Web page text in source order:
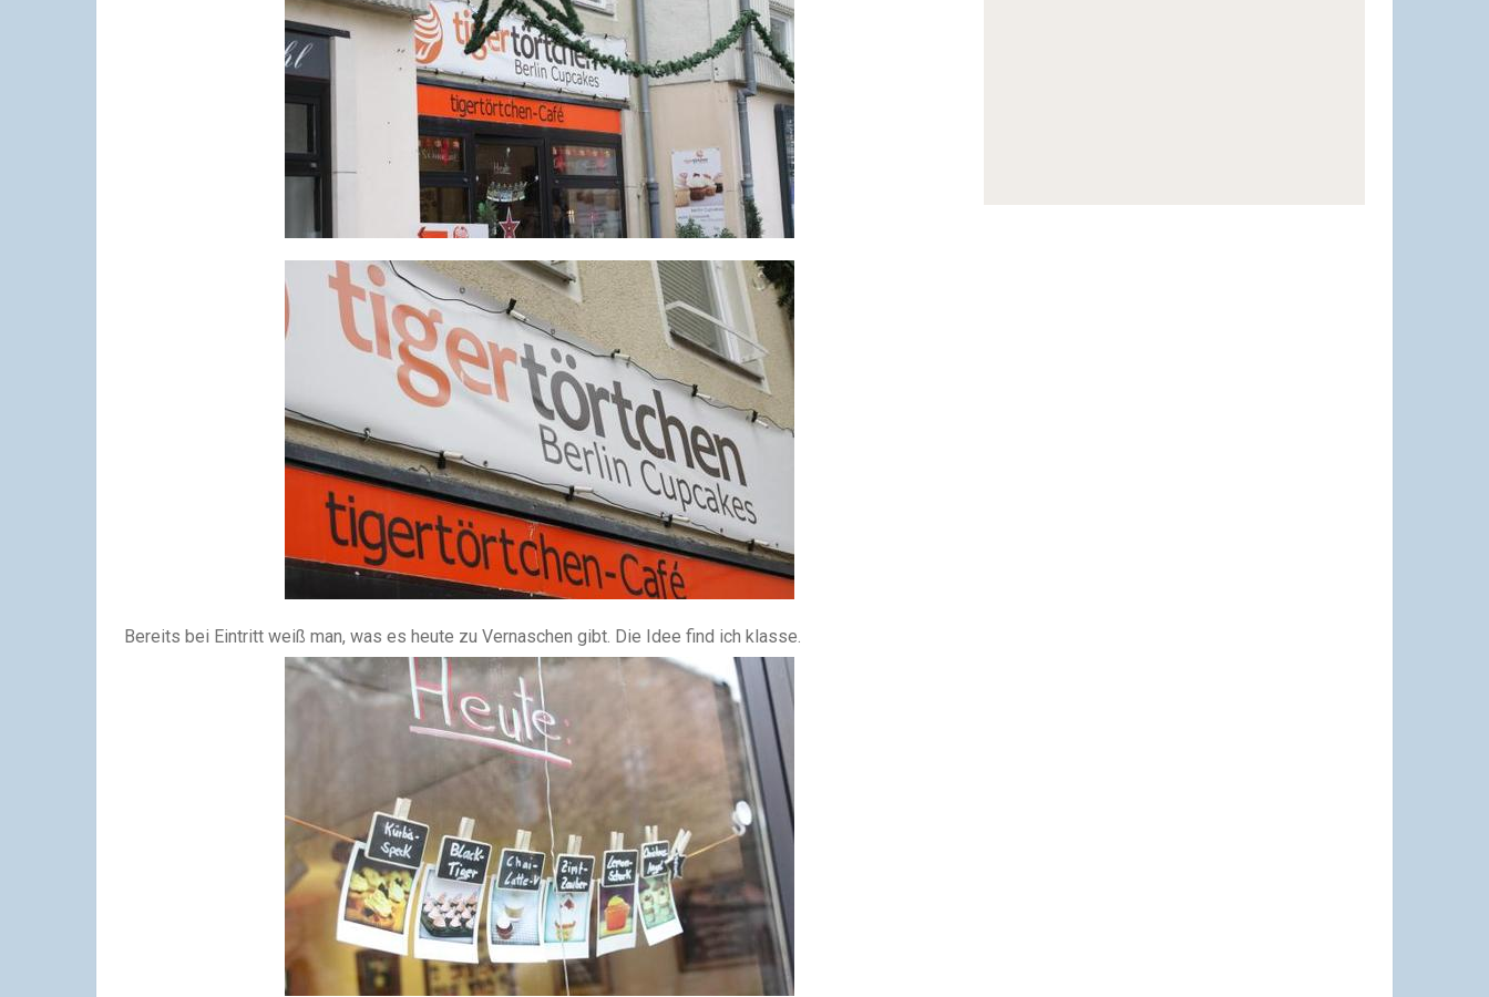
Bereits bei Eintritt weiß man, was es heute zu Vernaschen gibt. Die Idee find ich klasse.